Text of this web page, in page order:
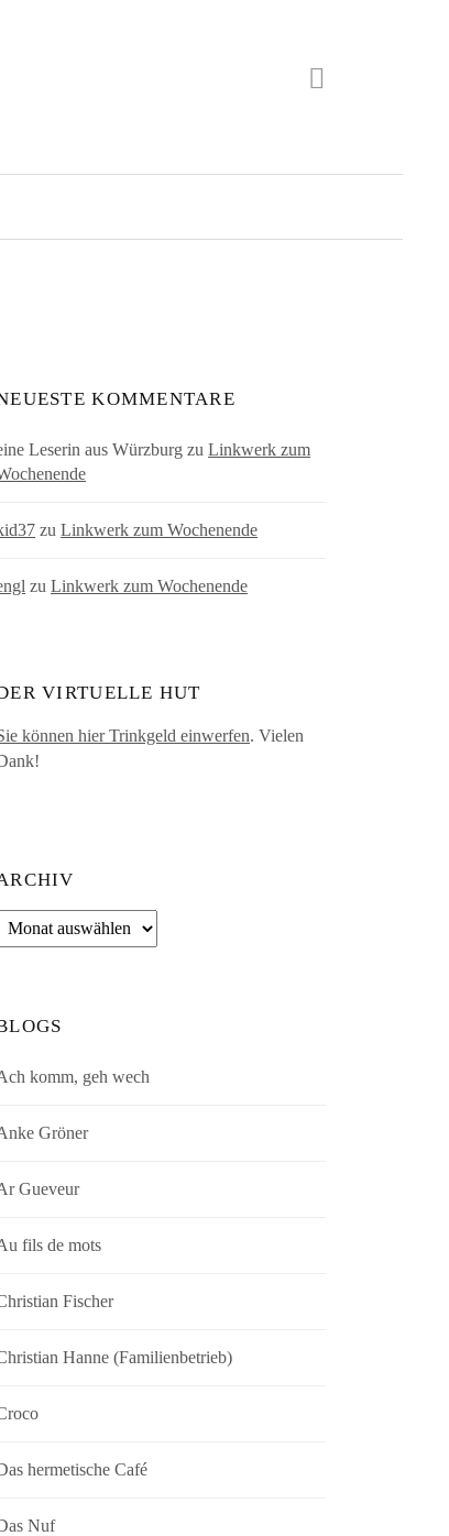
Suchen
KOMMENTARE
Leserin aus Würzburg zuLinkwerk zum
zuLinkwerk zum Wochenende
zuLinkwerk zum Wochenende
VIRTUELLE HUT
können hier Trinkgeld einwerfen. Vielen
Archiv
komm, geh wech
Gröner
Gueveur
fils de mots
Fischer
Hanne (Familienbetrieb)
hermetische Café
Nuf